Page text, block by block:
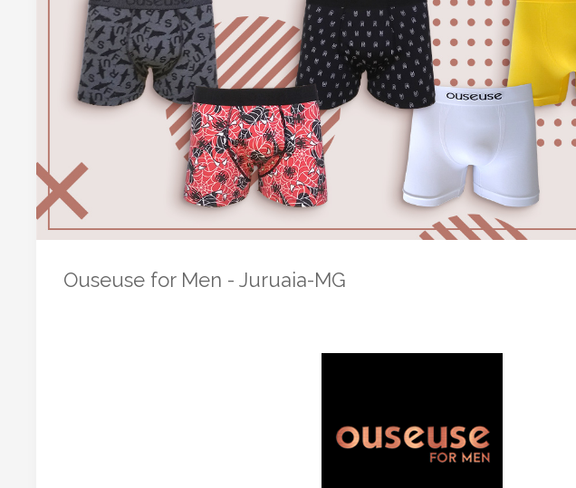
Ouseuse for Men - Juruaia-MG